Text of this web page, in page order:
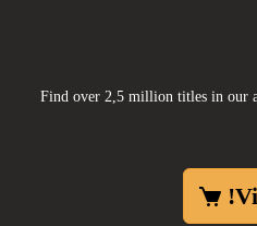
Find over 2,5 million titles in our